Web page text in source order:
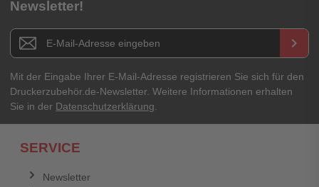
Newsletter!
Newsletter E-Mail Adresse keyboard_arrow_right
Mit der Eingabe Ihrer E-Mail-Adresse registrieren Sie sich für den
Druckerzubehör.de-Newsletter. Weitere Informationen erhalten
Sie in der Datenschutzerklärung
SERVICE
Newsletter